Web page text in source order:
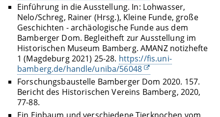
Einführung in die Ausstellung. In: Lohwasser,
Nelo/Schreg, Rainer (Hrsg.), Kleine Funde, große
Geschichten - archäologische Funde aus dem
Bamberger Dom. Begleitheft zur Ausstellung im
Historischen Museum Bamberg. AMANZ notizhefte
1 (Magdeburg 2021) 25-28. https://fis.uni-
bamberg.de/handle/uniba/56048
Forschungsbaustelle Bamberger Dom 2020. 157.
Bericht des Historischen Vereins Bamberg, 2020,
77-88.